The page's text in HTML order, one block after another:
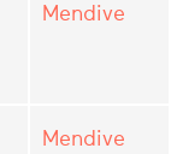
Mendive
Mendive